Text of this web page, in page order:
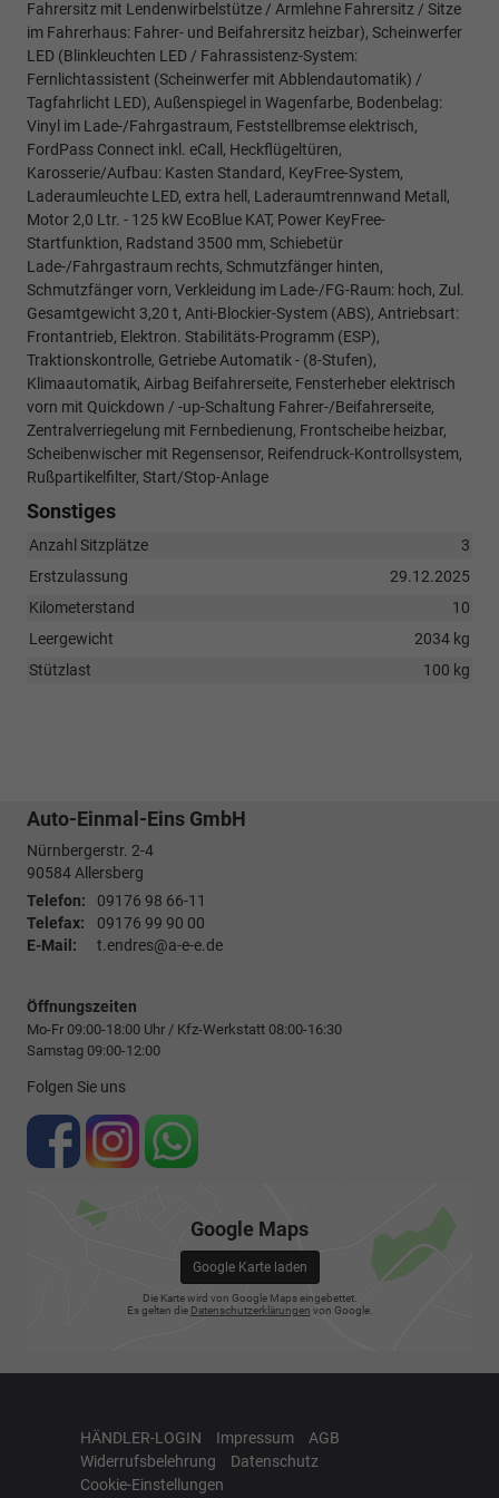
Fahrersitz mit Lendenwirbelstütze / Armlehne Fahrersitz / Sitze
im Fahrerhaus: Fahrer- und Beifahrersitz heizbar), Scheinwerfer
LED (Blinkleuchten LED / Fahrassistenz-System:
Fernlichtassistent (Scheinwerfer mit Abblendautomatik) /
Tagfahrlicht LED), Außenspiegel in Wagenfarbe, Bodenbelag:
Vinyl im Lade-/Fahrgastraum, Feststellbremse elektrisch,
FordPass Connect inkl. eCall, Heckflügeltüren,
Karosserie/Aufbau: Kasten Standard, KeyFree-System,
Laderaumleuchte LED, extra hell, Laderaumtrennwand Metall,
Motor 2,0 Ltr. - 125 kW EcoBlue KAT, Power KeyFree-
Startfunktion, Radstand 3500 mm, Schiebetür
Lade-/Fahrgastraum rechts, Schmutzfänger hinten,
Schmutzfänger vorn, Verkleidung im Lade-/FG-Raum: hoch, Zul.
Gesamtgewicht 3,20 t, Anti-Blockier-System (ABS), Antriebsart:
Frontantrieb, Elektron. Stabilitäts-Programm (ESP),
Traktionskontrolle, Getriebe Automatik - (8-Stufen),
Klimaautomatik, Airbag Beifahrerseite, Fensterheber elektrisch
vorn mit Quickdown / -up-Schaltung Fahrer-/Beifahrerseite,
Zentralverriegelung mit Fernbedienung, Frontscheibe heizbar,
Scheibenwischer mit Regensensor, Reifendruck-Kontrollsystem,
Rußpartikelfilter, Start/Stop-Anlage
Sonstiges
Anzahl Sitzplätze
3
Erstzulassung
29.12.2025
Kilometerstand
10
Leergewicht
2034 kg
Stützlast
100 kg
Auto-Einmal-Eins GmbH
Nürnbergerstr. 2-4
90584Allersberg
Telefon:
09176 98 66-11
Telefax:
09176 99 90 00
E-Mail:
t.endres@a-e-e.de
Öffnungszeiten
Mo-Fr 09:00-18:00 Uhr / Kfz-Werkstatt 08:00-16:30
Samstag 09:00-12:00
Folgen Sie uns
Google Maps
Google Karte laden
Die Karte wird von Google Maps eingebettet.
Es gelten die Datenschutzerklärungen von Google.
HÄNDLER-LOGIN Impressum
AGB
Widerrufsbelehrung
Datenschutz
Cookie-Einstellungen